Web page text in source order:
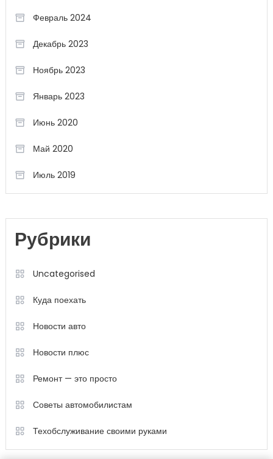
Февраль 2024
Декабрь 2023
Ноябрь 2023
Январь 2023
Июнь 2020
Май 2020
Июль 2019
Рубрики
Uncategorised
Куда поехать
Новости авто
Новости плюс
Ремонт — это просто
Советы автомобилистам
Техобслуживание своими руками